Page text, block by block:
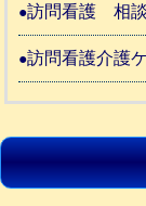
訪問看護 相
訪問看護介護